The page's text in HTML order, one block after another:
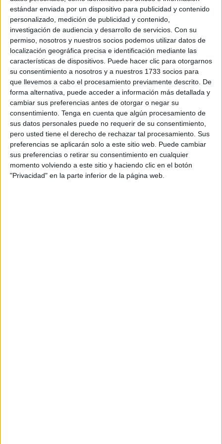
estándar enviada por un dispositivo para publicidad y contenido
personalizado, medición de publicidad y contenido,
investigación de audiencia y desarrollo de servicios. Con su
permiso, nosotros y nuestros socios podemos utilizar datos de
localización geográfica precisa e identificación mediante las
características de dispositivos. Puede hacer clic para otorgarnos
su consentimiento a nosotros y a nuestros 1733 socios para
que llevemos a cabo el procesamiento previamente descrito. De
forma alternativa, puede acceder a información más detallada y
cambiar sus preferencias antes de otorgar o negar su
consentimiento. Tenga en cuenta que algún procesamiento de
sus datos personales puede no requerir de su consentimiento,
pero usted tiene el derecho de rechazar tal procesamiento. Sus
preferencias se aplicarán solo a este sitio web. Puede cambiar
sus preferencias o retirar su consentimiento en cualquier
momento volviendo a este sitio y haciendo clic en el botón
"Privacidad" en la parte inferior de la página web.
Procedente de Tánger, Adam -hermano mayor de una
familia con cinco hijos- ha intentado siete veces cruzar a
Ceuta. Una vez lo hizo a nado desde las costas del
bosque Belyunech, pero lo devolvieron, y ahora regresará
a su ciudad porque está convencido que es imposible
atravesar ante el control fronterizo. Pero no descarta
volverlo a intentar en el futuro.
"Me quiero ir. No es por mi país, pero el Gobierno se
reparte la riqueza y no hay oportunidades de trabajo para
los jóvenes. Aquí cobro 2.500 dirhams (230 euros). En
España puedo trabajar y estudiar y conseguir cosas que
no puedo hacer aquí aunque trabaje diez años. Allí, en dos
años de trabajo puedo comprarme un coche, un terreno en